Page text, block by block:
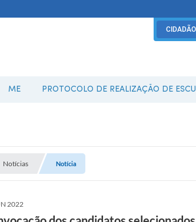
CIDADÃO
ME PROTOCOLO DE REALIZAÇÃO DE
Notícias Notícia
2022